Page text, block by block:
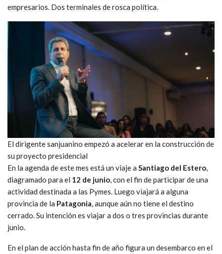
empresarios. Dos terminales de rosca política.
El dirigente sanjuanino empezó a acelerar en la construcción de
su proyecto presidencial
En la agenda de este mes está un viaje a Santiago del Estero,
diagramado para el 12 de junio, con el fin de participar de una
actividad destinada a las Pymes. Luego viajará a alguna
provincia de la Patagonia, aunque aún no tiene el destino
cerrado. Su intención es viajar a dos o tres provincias durante
junio.
En el plan de acción hasta fin de año figura un desembarco en el